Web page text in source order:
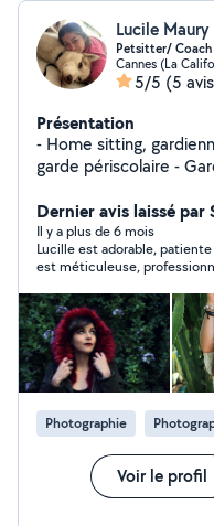
Lucile Maury
Petsitter/ Coach
Cannes (La
5/5 (5
Présentation
- Home sitting, gardiennage - Baby sitting /
garde périscolaire - Garde, nourrissage et balade
réseaux sociaux pour
manager diplômée) -
retouches
pâtisserie(travail en
photographie - Relooking complet - Coach perte de
poids (Diplômée) -
Coach en développement
Domicile - Aide aux repas - Confection de gâteaux
d'anniversaire/
pâtisseries gourmandes et
Voyage/ photographie/
perte de poids/
@lulu_diet_food -
Dernier avis laissé par
Il y a plus de 6 mois
Lucille est adorable,
est méticuleuse,
hésitation.
Photographie
Voir le profil